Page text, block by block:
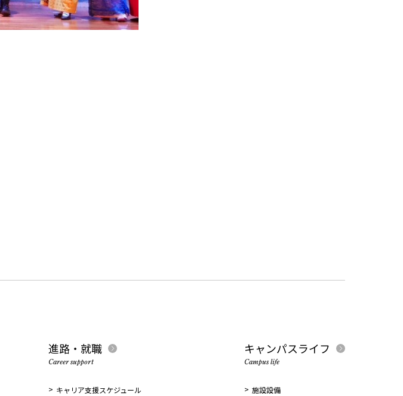
進路・就職
Career support
キャリア支援スケジュール
キャンパスライフ
Campus life
施設設備